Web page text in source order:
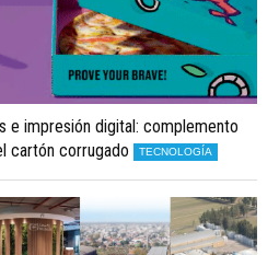
e impresión digital: complemento
cartón corrugado
TECNOLOGÍA